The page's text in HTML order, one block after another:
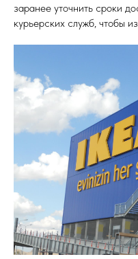
заранее уточнить сроки
курьерских служб, чтобы